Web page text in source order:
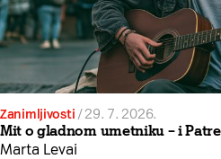
Zanimljivosti /29. 7. 2026.
Mit o gladnom umetniku – i
Marta Levai